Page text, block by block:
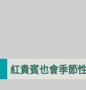
紅貴賓也會季節